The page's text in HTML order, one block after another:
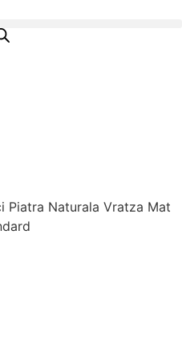
Piatra Naturala Vratza Mat